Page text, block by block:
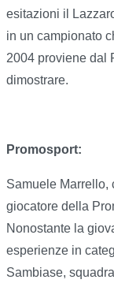
esitazioni il
in un campionato
2004 proviene dal
dimostrare.
Promosport:
Samuele Marrello,
giocatore della
Nonostante la
esperienze in
Sambiase,